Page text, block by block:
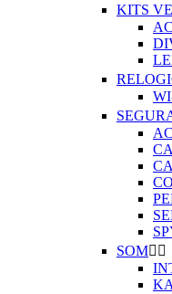
KITS
SOM 